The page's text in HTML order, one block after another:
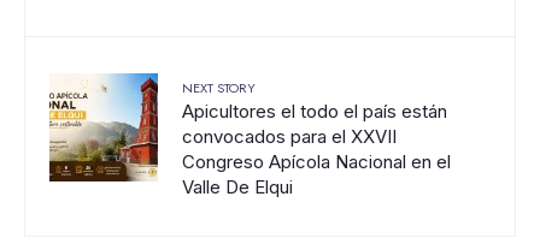
NEXT STORY
Apicultores el todo el país están
convocados para el XXVII
Congreso Apícola Nacional en el
Valle De Elqui